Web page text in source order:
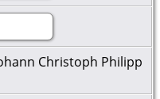
Christoph Philipp